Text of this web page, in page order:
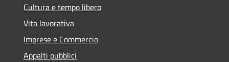
Cultura e tempo libero
Vita lavorativa
Imprese e Commercio
Appalti pubblici